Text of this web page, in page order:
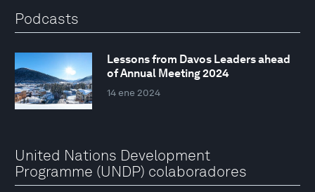
Podcasts
Lessons from Davos Leaders ahead
of Annual Meeting 2024
14 ene 2024
United Nations Development
Programme (UNDP) colaboradores